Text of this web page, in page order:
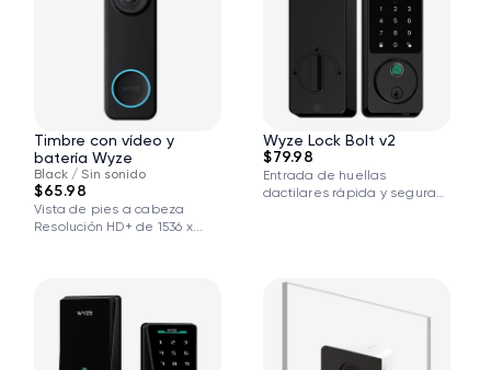
Timbre con vídeo y
batería Wyze
Black / Sin sonido
$65.98
Vista de pies a cabeza
Resolución HD+ de 1536 x...
Wyze Lock Bolt v2
$79.98
Entrada de huellas
dactilares rápida y segura